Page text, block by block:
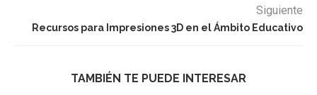
Siguiente
Recursos para Impresiones 3D en el Ámbito Educativo
TAMBIÉN TE PUEDE INTERESAR